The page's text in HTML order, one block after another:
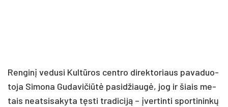
Ren­gi­nį ve­du­si Kul­tū­ros cent­ro di­rek­to­riaus pa­va­duo­
to­ja Si­mo­na Gu­da­vi­čiū­tė pa­si­džiau­gė, jog ir šiais me­
tais neat­si­sa­ky­ta tęs­ti tra­di­ci­ją – įver­tin­ti spor­ti­nin­kų